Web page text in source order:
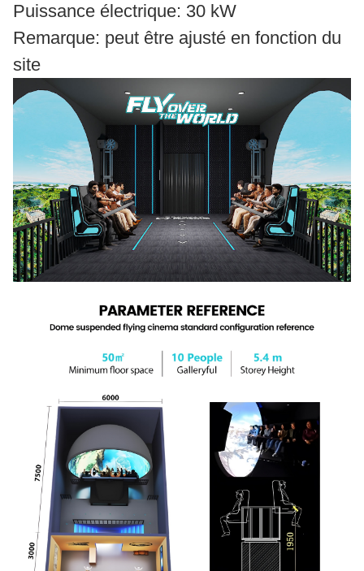
Puissance électrique: 30 kW
Remarque: peut être ajusté en fonction du
site